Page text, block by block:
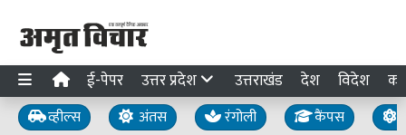
ई-पेपर उत्तर प्रदेश उत्तराखंड देश विदेश
व्हील्स अंतस रंगोली कैंपस